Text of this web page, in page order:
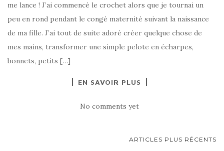
me lance ! J’ai commencé le crochet alors que je tournai un
peu en rond pendant le congé maternité suivant la naissance
de ma fille. J’ai tout de suite adoré créer quelque chose de
mes mains, transformer une simple pelote en écharpes,
bonnets, petits […]
EN SAVOIR PLUS
No comments yet
ARTICLES PLUS RÉCENTS